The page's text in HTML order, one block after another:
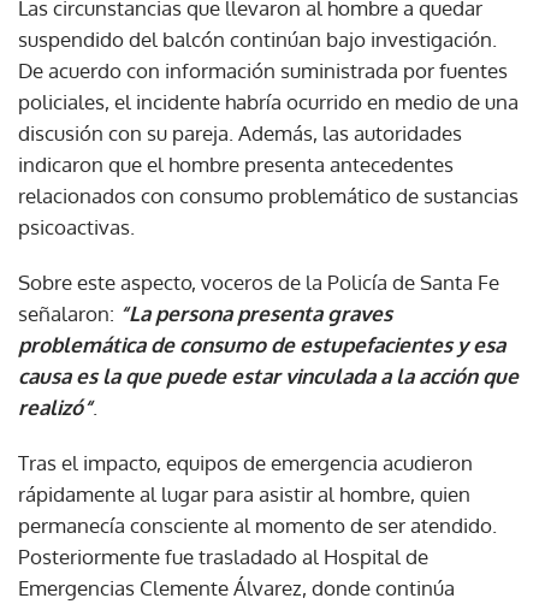
Las circunstancias que llevaron al hombre a quedar
suspendido del balcón continúan bajo investigación.
De acuerdo con información suministrada por fuentes
policiales, el incidente habría ocurrido en medio de una
discusión con su pareja. Además, las autoridades
indicaron que el hombre presenta antecedentes
relacionados con consumo problemático de sustancias
psicoactivas.
Sobre este aspecto, voceros de la Policía de Santa Fe
señalaron: “La persona presenta graves
problemática de consumo de estupefacientes y esa
causa es la que puede estar vinculada a la acción que
realizó“.
Tras el impacto, equipos de emergencia acudieron
rápidamente al lugar para asistir al hombre, quien
permanecía consciente al momento de ser atendido.
Posteriormente fue trasladado al Hospital de
Emergencias Clemente Álvarez, donde continúa